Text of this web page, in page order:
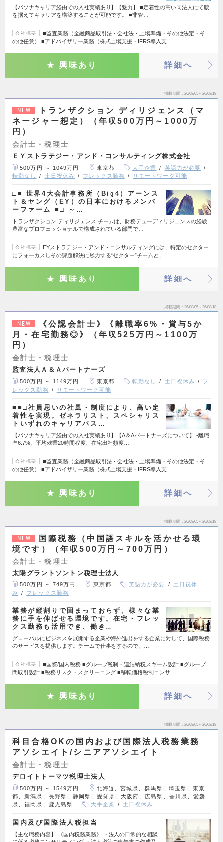
【パソナキャリア経由での入社実績あり】【魅力】 ■定着性の高い同法人にて腰
を据えてキャリアを構築することが可能です。 ■非管…
会社概要
■監査業務（金融商品取引法・会社法・上場準備・その他法定・そ
の他任意） ■アドバイザリー業務（株式上場支援・IFRS導入支…
興味あり 詳細へ
掲載期間 26/08/05～26/08/18
NEW
トランザクション ディリジェンス（マ
ネージャー想定）（年収500万円～1000万
円）
会計士・税理士
ＥＹストラテジー・アンド・コンサルティング株式会社
500万円 ～ 1049万円 東京都 大手企業
英語力が必要
転勤なし
土日祝休み フレックス勤務 リモートワーク可能
□■ 世界4大会計事務所（Big4）アーンス
ト＆ヤング（EY）の日本におけるメンバ
ーファーム ■□ ～…
トランザクション ディリジェンス チームは、財務デューディリジェンスの経験
豊富なプロフェッショナルで構成されている部門で…
会社概要
EYストラテジー・アンド・コンサルティングには、特定のセクター
にフォーカスしその課題解決に尽力する“セクター”チームと、…
興味あり 詳細へ
掲載期間 26/08/05～26/08/18
NEW
《公認会計士》《離職率6%・賞与5か
月・在宅勤務◎》（年収525万円～1100万
円）
会計士・税理士
監査法人Ａ＆Ａパートナーズ
500万円 ～ 1149万円 東京都 転勤なし 土日祝休み
フ
レックス勤務
リモートワーク可能
■■□社員思いの社風・制度により、高い定
着性を実現。ゼネラリスト、スペシャリス
トいずれのキャリアパス…
【パソナキャリア経由での入社実績あり】【A＆Aパートナーズについて】 -離職
率6.7%、平均残業20時間程度、在宅出社頻度…
会社概要
■監査業務（金融商品取引法・会社法・上場準備・その他法定・そ
の他任意） ■アドバイザリー業務（株式上場支援・IFRS導入支…
興味あり 詳細へ
掲載期間 26/08/05～26/08/18
NEW
国際税務（中国語スキルを活かせる環
境です）（年収500万円～700万円）
会計士・税理士
太陽グラントソントン税理士法人
500万円 ～ 749万円 東京都 英語力が必要
土日祝休
み
フレックス勤務
業務が縦割りで固まっておらず、様々な業
務に手を伸ばせる環境です。在宅・フレッ
クス勤務も活用でき、働き…
グローバルにビジネスを展開する企業や海外進出をする企業に対して、国際税務
のサービスを提供します。チームで仕事をするので、…
会社概要
■国際/国内税務 ■グループ税制・連結納税スキーム設計 ■グループ
間取引設計 ■税務リスク・スクリーニング ■移転価格税制コンサ…
興味あり 詳細へ
掲載期間 26/08/05～26/08/18
科目合格OKの国内および国際法人税務業務_
アソシエイト/シニアアソシエイト
会計士・税理士
デロイトトーマツ税理士法人
500万円 ～ 1549万円
北海道、宮城県、群馬県、埼玉県、東京
都、新潟県、長野県、静岡県、愛知県、大阪府、広島県、香川県、愛媛
県、福岡県、鹿児島県
大手企業 土日祝休み
国内及び国際法人税担当
【主な職務内容】 《国内税務業務》 ・法人の日常的な相談